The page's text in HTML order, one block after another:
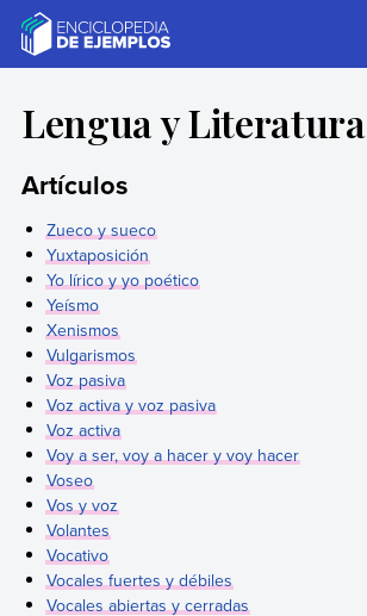
contentEjemplos
Necesitas ejemplos.
Lengua y Literatura
Artículos
Zueco y sueco
Yuxtaposición
Yo lírico y yo poético
Yeísmo
Xenismos
Vulgarismos
Voz pasiva
Voz activa y voz pasiva
Voz activa
Voy a ser, voy a hacer y voy hacer
Voseo
Vos y voz
Volantes
Vocativo
Vocales fuertes y débiles
Vocales abiertas y cerradas